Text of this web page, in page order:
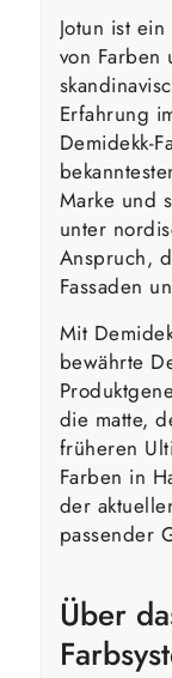
Jotun ist
von Farben
Erfahrung
Demidekk-
Marke und
unter
Anspruch,
Fassaden
Mit
bewährte
die matte,
früheren
Farben in
der
passender
Über